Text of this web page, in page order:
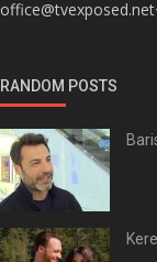
RANDOM POSTS